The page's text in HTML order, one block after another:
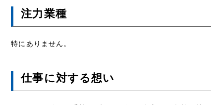
注力業種
特にありません。
仕事に対する想い